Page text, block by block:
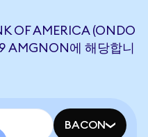
OF AMERICA (ONDO
AMGNON에 해당합니
BACON